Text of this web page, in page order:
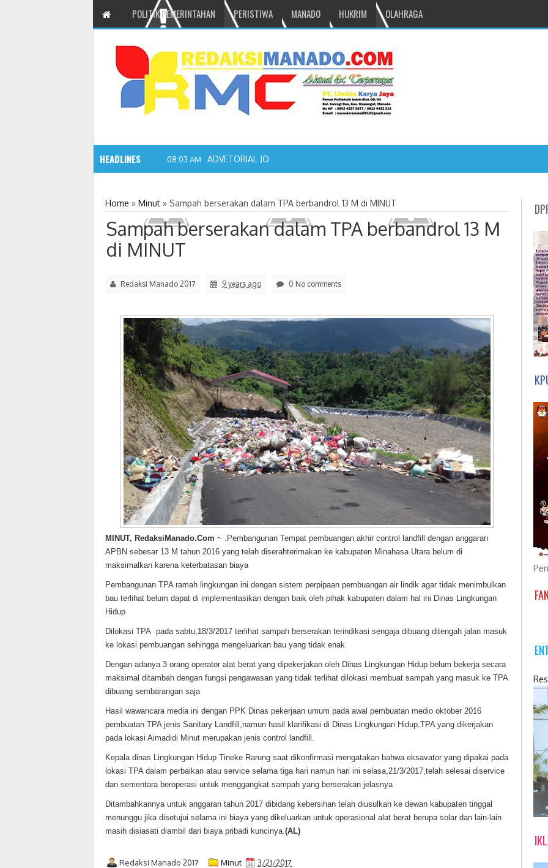
POLITIK PEMERINTAHAN PERISTIWA MANADO HUKRIM OLAHRAGA
HEADLINES 08:03 AM ADVETORIAL JONRU GANTIKAN MONO PIMPIN DPRD TOMOHON
Home » Minut » Sampah berserakan dalam TPA berbandrol 13 M di MINUT
Sampah berserakan dalam TPA berbandrol 13 M
di MINUT
Redaksi Manado 2017 9 years ago 0 No comments
MINUT, RedaksiManado.Com ~ .Pembangunan Tempat pembuangan akhir control landfill dengan anggaran
APBN sebesar 13 M tahun 2016 yang telah diserahterimakan ke kabupaten Minahasa Utara belum di
maksimalkan karena keterbatasan biaya
Pembangunan TPA ramah lingkungan ini dengan sistem perpipaan pembuangan air lindik agar tidak menimbulkan
bau terlihat belum dapat di implementasikan dengan baik oleh pihak kabupaten dalam hal ini Dinas Lingkungan
Hidup
Dilokasi TPA pada sabtu,18/3/2017 terlihat sampah berserakan terindikasi sengaja dibuang ditengah jalan masuk
ke lokasi pembuangan sehingga mengeluarkan bau yang tidak enak
Dengan adanya 3 orang operator alat berat yang dipekerjakan oleh Dinas Lingkungan Hidup belum bekerja secara
maksimal ditambah dengan fungsi pengawasan yang tidak terlihat dilokasi membuat sampah yang masuk ke TPA
dibuang sembarangan saja
Hasil wawancara media ini dengan PPK Dinas pekerjaan umum pada awal pembuatan medio oktober 2016
pembuatan TPA jenis Sanitary Landfill,namun hasil klarifikasi di Dinas Lingkungan Hidup,TPA yang dikerjakan
pada lokasi Aimadidi Minut merupakan jenis control landfill.
Kepala dinas Lingkungan Hidup Tineke Rarung saat dikonfirmasi mengatakan bahwa eksavator yang dipakai pada
lokasi TPA dalam perbaikan atau service selama tiga hari namun hari ini selasa,21/3/2017,telah selesai diservice
dan sementara beroperasi untuk menggangkat sampah yang berserakan jelasnya
Ditambahkannya untuk anggaran tahun 2017 dibidang kebersihan telah diusulkan ke dewan kabupaten tinggal
menunggu jika disetujui selama ini biaya yang dikeluarkan untuk operasional alat berat berupa solar dan lain-lain
masih disiasati diambil dari biaya pribadi kuncinya. (AL)
Redaksi Manado 2017 Minut 3/21/2017